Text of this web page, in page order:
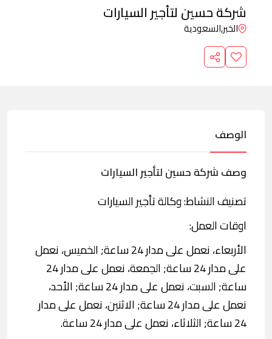
شركة حسين لتأجير السيارات
الخبر,السعودية
الوصف
وصف شركة حسين لتأجير السيارات
تصنيف النشاط: وكالة تأجير السيارات
اوقات العمل:
الأربعاء، نعمل على مدار 24 ساعة; الخميس، نعمل
على مدار 24 ساعة; الجمعة، نعمل على مدار 24
ساعة; السبت، نعمل على مدار 24 ساعة; الأحد،
نعمل على مدار 24 ساعة; الاثنين، نعمل على مدار
24 ساعة; الثلاثاء، نعمل على مدار 24 ساعة.